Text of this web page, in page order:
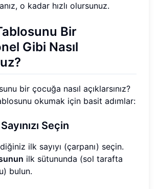
o kadar hızlı olursunuz.
Bir
Gibi Nasıl
bir çocuğa nasıl açıklarsınız?
okumak için basit adımlar:
Seçin
ilk sayıyı (çarpanı) seçin.
ilk sütununda (sol tarafta
bulun.